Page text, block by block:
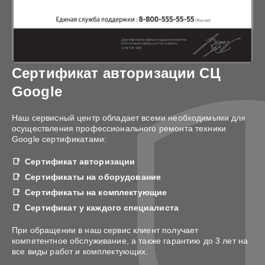
Сертификат авторизации СЦ
Google
Наш сервисный центр обладает всеми необходимыми для
осуществления профессионального ремонта техники
Google сертификатами:
Сертификат авторизации
Сертификаты на оборудование
Сертификаты на комплектующие
Сертификат у каждого специалиста
При обращении в наш сервис клиент получает
компетентное обслуживание, а также гарантию до 3 лет на
все виды работ и комплектующих.